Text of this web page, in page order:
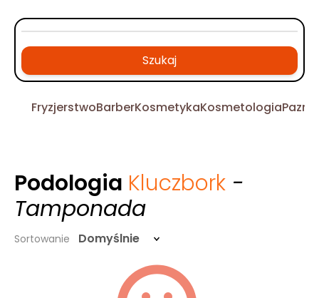
Szukaj
FryzjerstwoBarberKosmetykaKosmetologia
Podologia Kluczbork -
Tamponada
Sortowanie Domyślnie